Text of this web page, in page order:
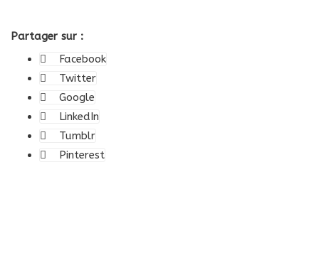
Partager sur :
Facebook
Twitter
Google
LinkedIn
Tumblr
Pinterest